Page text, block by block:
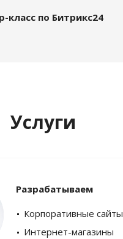
класс по Битрикс24
Услуги
Разрабатываем
Корпоративные сайты
Интернет-магазины